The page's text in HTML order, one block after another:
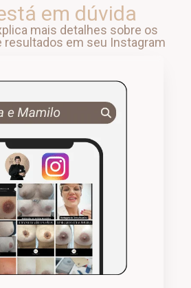
em dúvida
mais detalhes sobre os
resultados em seu Instagram